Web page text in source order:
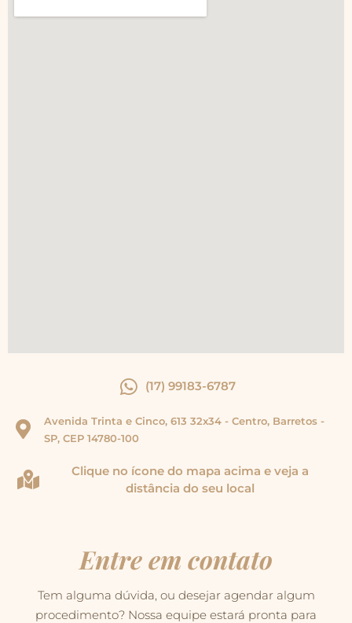
(17) 99183-6787
Avenida Trinta e Cinco, 613 32x34 - Centro, Barretos -
SP, CEP 14780-100
Clique no ícone do mapa acima e veja a
distância do seu local
Entre em contato
Tem alguma dúvida, ou desejar agendar algum
procedimento? Nossa equipe estará pronta para